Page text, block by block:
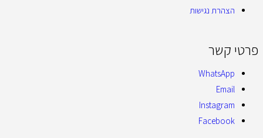
הצהרת נגישות
פרטי קשר
WhatsApp
Email
Instagram
Facebook